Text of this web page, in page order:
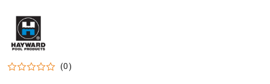
HAYWARD-
LOGO
(0)